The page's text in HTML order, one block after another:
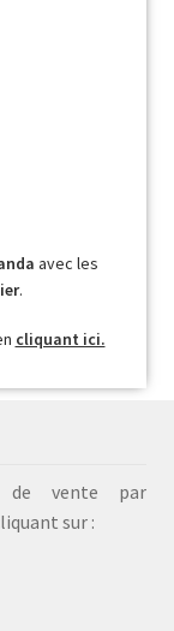
avec les
.
cliquant ici.
de vente par
sur :